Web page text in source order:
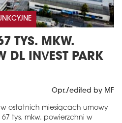
TYS. MKW.
DL INVEST PARK
Opr./edited by MF
w ostatnich miesiącach umowy
tys. mkw. powierzchni w